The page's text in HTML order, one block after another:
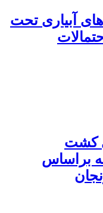
آبیاری تحت
کشت
براساس